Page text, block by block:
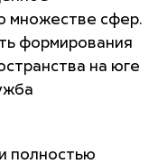
множестве сфер.
формирования
на юге
полностью